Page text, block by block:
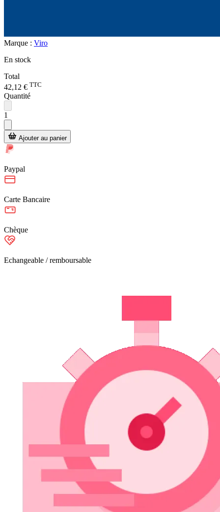
Marque : Viro
En stock
Total
42,12 € TTC
Quantité
1
Ajouter au panier
Paypal
Carte Bancaire
Chèque
Echangeable / remboursable